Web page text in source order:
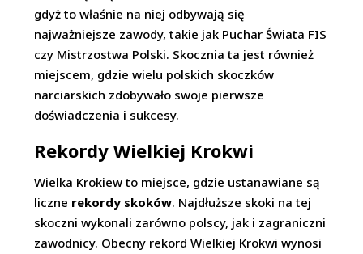
gdyż to właśnie na niej odbywają się
najważniejsze zawody, takie jak Puchar Świata FIS
czy Mistrzostwa Polski. Skocznia ta jest również
miejscem, gdzie wielu polskich skoczków
narciarskich zdobywało swoje pierwsze
doświadczenia i sukcesy.
Rekordy Wielkiej Krokwi
Wielka Krokiew to miejsce, gdzie ustanawiane są
liczne rekordy skoków. Najdłuższe skoki na tej
skoczni wykonali zarówno polscy, jak i zagraniczni
zawodnicy. Obecny rekord Wielkiej Krokwi wynosi